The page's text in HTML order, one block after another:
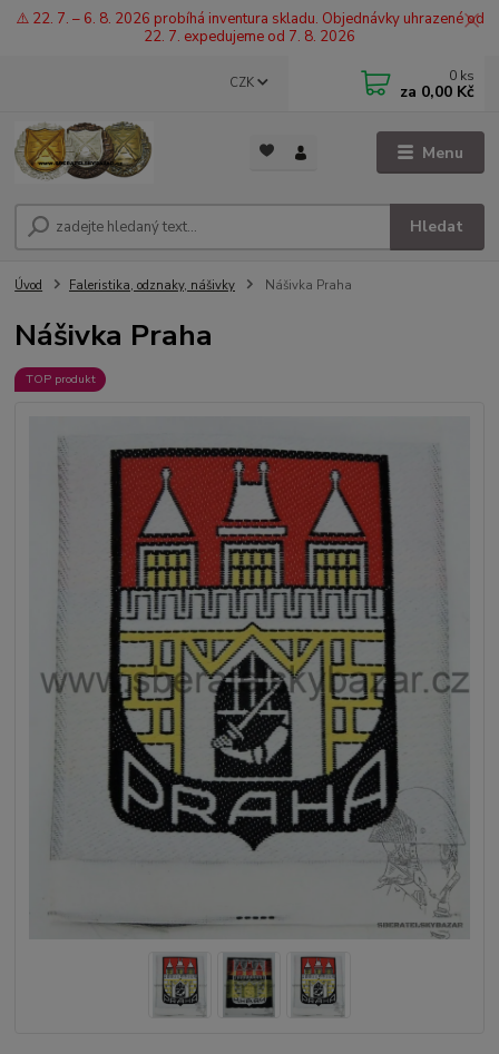
⚠️ 22. 7. – 6. 8. 2026 probíhá inventura skladu. Objednávky uhrazené od
22. 7. expedujeme od 7. 8. 2026
Menu
CZK
Hledat
0 ks
za 0,00 Kč
Úvod Faleristika, odznaky, nášivky Nášivka Praha
Nášivka Praha
TOP produkt